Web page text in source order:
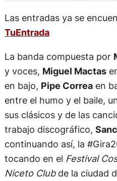
Las entradas ya se
TuEntrada
La banda compuesta por
y voces, Miguel Mactas
en bajo, Pipe Correaen
entre el humo y el baile,
sus clásicos y de las
trabajo discográfico,
continuando así, la
tocando en el Festival
Niceto Clubde la ciudad